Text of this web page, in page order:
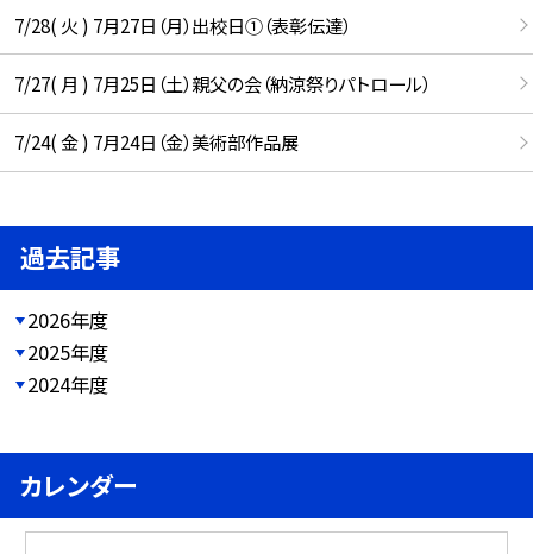
7/28( 火 ) 7月27日（月）出校日①（表彰伝達）
7/27( 月 ) 7月25日（土）親父の会（納涼祭りパトロール）
7/24( 金 ) 7月24日（金）美術部作品展
過去記事
2026年度
2025年度
2024年度
カレンダー